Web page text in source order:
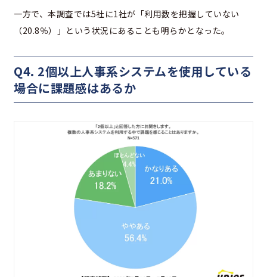
一方で、本調査では5社に1社が「利用数を把握していない
（20.8％）」という状況にあることも明らかとなった。
Q4. 2個以上人事系システムを使用している
場合に課題感はあるか